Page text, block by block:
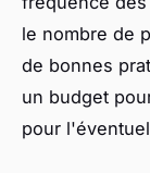
le nombre de
de bonnes
un budget
pour